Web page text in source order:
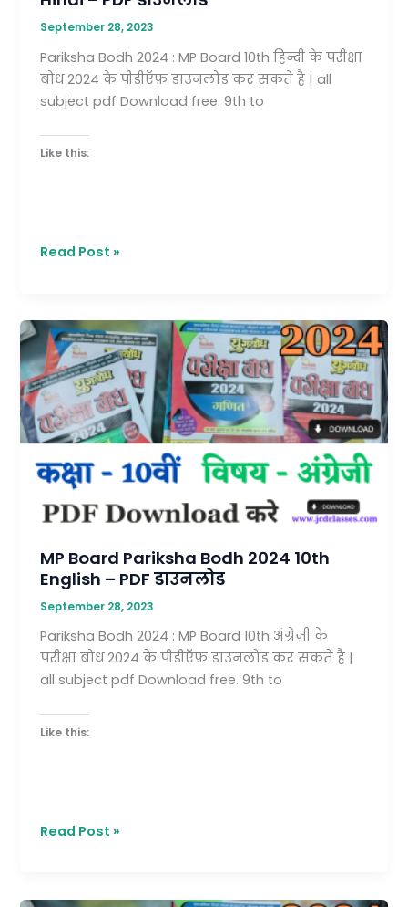
September 28, 2023
Pariksha Bodh 2024 : MP Board 10th हिन्दी के परीक्षा
बोध 2024 के पीडीऍफ़ डाउनलोड कर सकते है | all
subject pdf Download free. 9th to
Like this:
Read Post »
MP Board Pariksha Bodh 2024 10th
English – PDF डाउनलोड
September 28, 2023
Pariksha Bodh 2024 : MP Board 10th अंग्रेज़ी के
परीक्षा बोध 2024 के पीडीऍफ़ डाउनलोड कर सकते है |
all subject pdf Download free. 9th to
Like this:
MP
Board
Pariksha
Bodh
2024
10th
English
–
PDF
डाउनलोड
Read Post »